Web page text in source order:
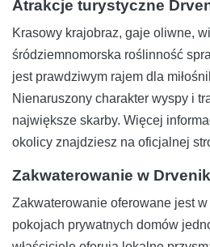
Atrakcje turystyczne
Krasowy krajobraz, gaje oliwne,
śródziemnomorska roślinność
jest prawdziwym rajem dla
Nienaruszony charakter wyspy i
największe skarby. Więcej
okolicy znajdziesz na oficjalnej
Zakwaterowanie w
Zakwaterowanie oferowane jest
pokojach prywatnych domów